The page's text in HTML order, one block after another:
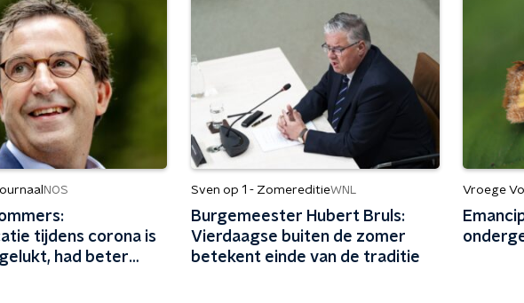
NOS
tijdens corona is
had beter
Sven op 1 - ZomereditieWNL
Burgemeester Hubert Bruls:
Vierdaagse buiten de zomer
betekent einde van de traditie
Vroege